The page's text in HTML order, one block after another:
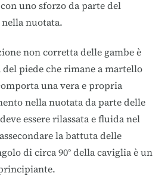
uno sforzo da parte del
nuotata.
non corretta delle gambe è
piede che rimane a martello
una vera e propria
nella nuotata da parte delle
essere rilassata e fluida nel
la battuta delle
di circa 90° della caviglia è un